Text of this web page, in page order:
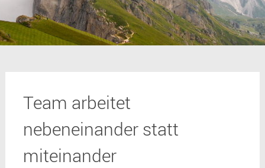
Team arbeitet
nebeneinander statt
miteinander